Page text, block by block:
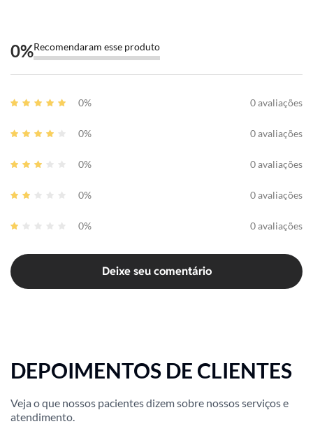
0%Recomendaram esse produto
0% 0 avaliações
0% 0 avaliações
0% 0 avaliações
0% 0 avaliações
0% 0 avaliações
Deixe seu comentário
DEPOIMENTOS DE CLIENTES
Veja o que nossos pacientes dizem sobre nossos serviços e
atendimento.